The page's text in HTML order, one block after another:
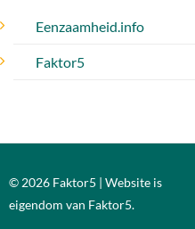
Eenzaamheid.info
Faktor5
© 2026 Faktor5 | Website is
eigendom van Faktor5.